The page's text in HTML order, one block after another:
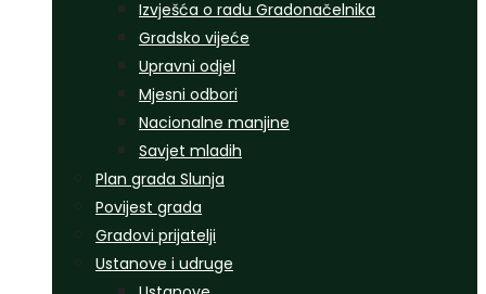
Izvješća o radu Gradonačelnika
Gradsko vijeće
Upravni odjel
Mjesni odbori
Nacionalne manjine
Savjet mladih
Plan grada Slunja
Povijest grada
Gradovi prijatelji
Ustanove i udruge